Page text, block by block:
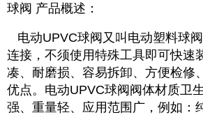
球阀 产品概述：
电动UPVC球阀又叫电动塑料球
连接，不须使用特殊工具即可快速
凑、耐磨损、容易拆卸、方便检修
优点。电动UPVC球阀阀体材质卫
强、重量轻、应用范围广，例如：